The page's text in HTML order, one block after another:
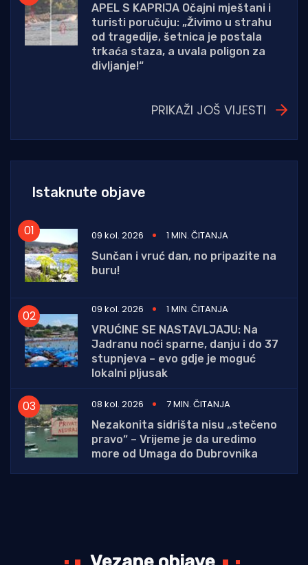
APEL S KAPRIJA Očajni mještani i
turisti poručuju: „Živimo u strahu
od tragedije, šetnica je postala
trkaća staza, a uvala poligon za
divljanje!“
PRIKAŽI JOŠ VIJESTI
Istaknute objave
09 kol. 2026
1 MIN. ČITANJA
Sunčan i vruć dan, no pripazite na
buru!
09 kol. 2026
1 MIN. ČITANJA
VRUĆINE SE NASTAVLJAJU: Na
Jadranu noći sparne, danju i do 37
stupnjeva – evo gdje je moguć
lokalni pljusak
08 kol. 2026
7 MIN. ČITANJA
Nezakonita sidrišta nisu „stečeno
pravo“ – Vrijeme je da uredimo
more od Umaga do Dubrovnika